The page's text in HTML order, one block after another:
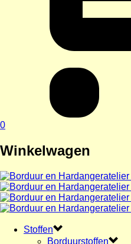
0
Winkelwagen
Stoffen
Borduurstoffen